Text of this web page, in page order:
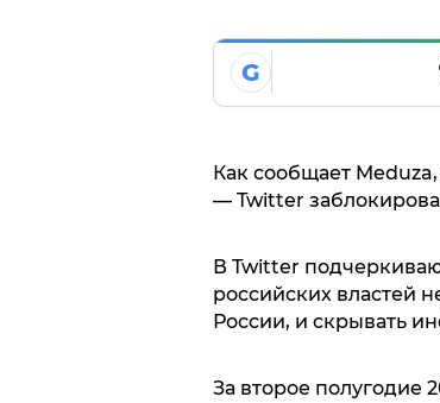
G
Как сообщает
— Twitter
В Twitter
российских властей
России, и скрывать
За второе полугодие